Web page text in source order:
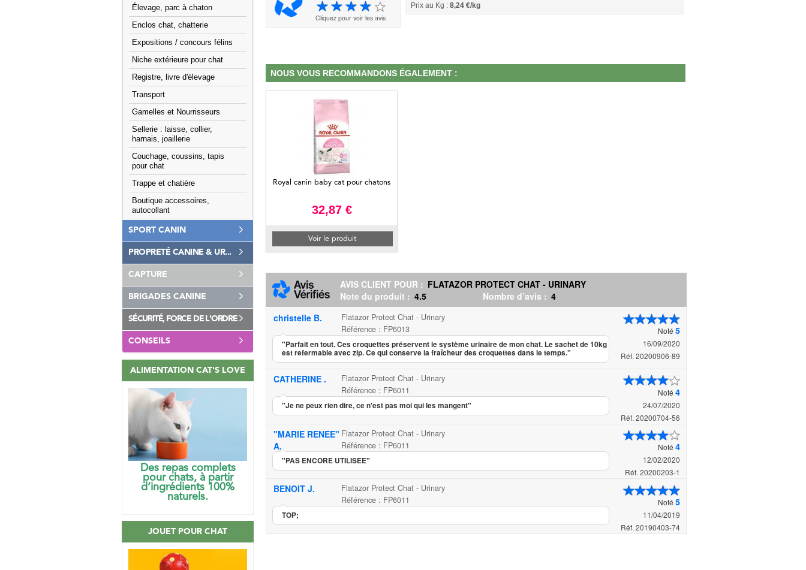
Élevage, parc à chaton
Enclos chat, chatterie
Expositions / concours félins
Niche extérieure pour chat
Registre, livre d'élevage
Transport
Gamelles et Nourrisseurs
Sellerie : laisse, collier,
harnais, joaillerie
Couchage, coussins, tapis
pour chat
Trappe et chatière
Boutique accessoires,
autocollant
SPORT CANIN
PROPRETÉ CANINE & UR...
CAPTURE
BRIGADES CANINE
SÉCURITÉ, FORCE DE L'ORDRE
CONSEILS
ALIMENTATION CAT'S LOVE
Des repas complets
pour chats, à partir
d’ingrédients 100%
naturels.
JOUET POUR CHAT
Cliquez pour voir les avis
Prix au Kg :8,24 €/kg
NOUS VOUS RECOMMANDONS ÉGALEMENT :
Royal canin baby cat pour chatons
32,87 €
Voir le produit
AVIS CLIENT POUR : FLATAZOR PROTECT CHAT - URINARY
Note du produit : 4.5 Nombre d’avis : 4
Noté 5
16/09/2020
Réf. 20200906-89
christelle B.
Flatazor Protect Chat - Urinary
Référence : FP6013
"Parfait en tout. Ces croquettes préservent le système urinaire de mon chat. Le sachet de 10kg
est refermable avec zip. Ce qui conserve la fraîcheur des croquettes dans le temps."
Noté 4
24/07/2020
Réf. 20200704-56
CATHERINE .
Flatazor Protect Chat - Urinary
Référence : FP6011
"Je ne peux rien dire, ce n'est pas moi qui les mangent"
Noté 4
12/02/2020
Réf. 20200203-1
"MARIE RENEE"
A.
Flatazor Protect Chat - Urinary
Référence : FP6011
"PAS ENCORE UTILISEE"
Noté 5
11/04/2019
Réf. 20190403-74
BENOIT J.
Flatazor Protect Chat - Urinary
Référence : FP6011
TOP;